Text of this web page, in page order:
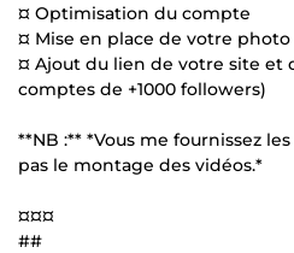
¤ Optimisation du compte
¤ Mise en place de votre
¤ Ajout du lien de votre site et
comptes de +1000 followers)
**NB :** *Vous me fournissez
pas le montage des vidéos.*
¤¤¤
##